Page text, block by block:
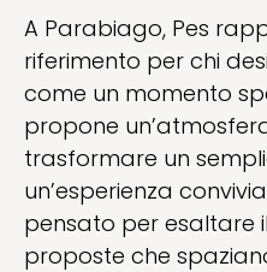
A Parabiago, Pes
riferimento per chi
come un momento
propone
trasformare un
un’esperienza
pensato per esaltare
proposte che